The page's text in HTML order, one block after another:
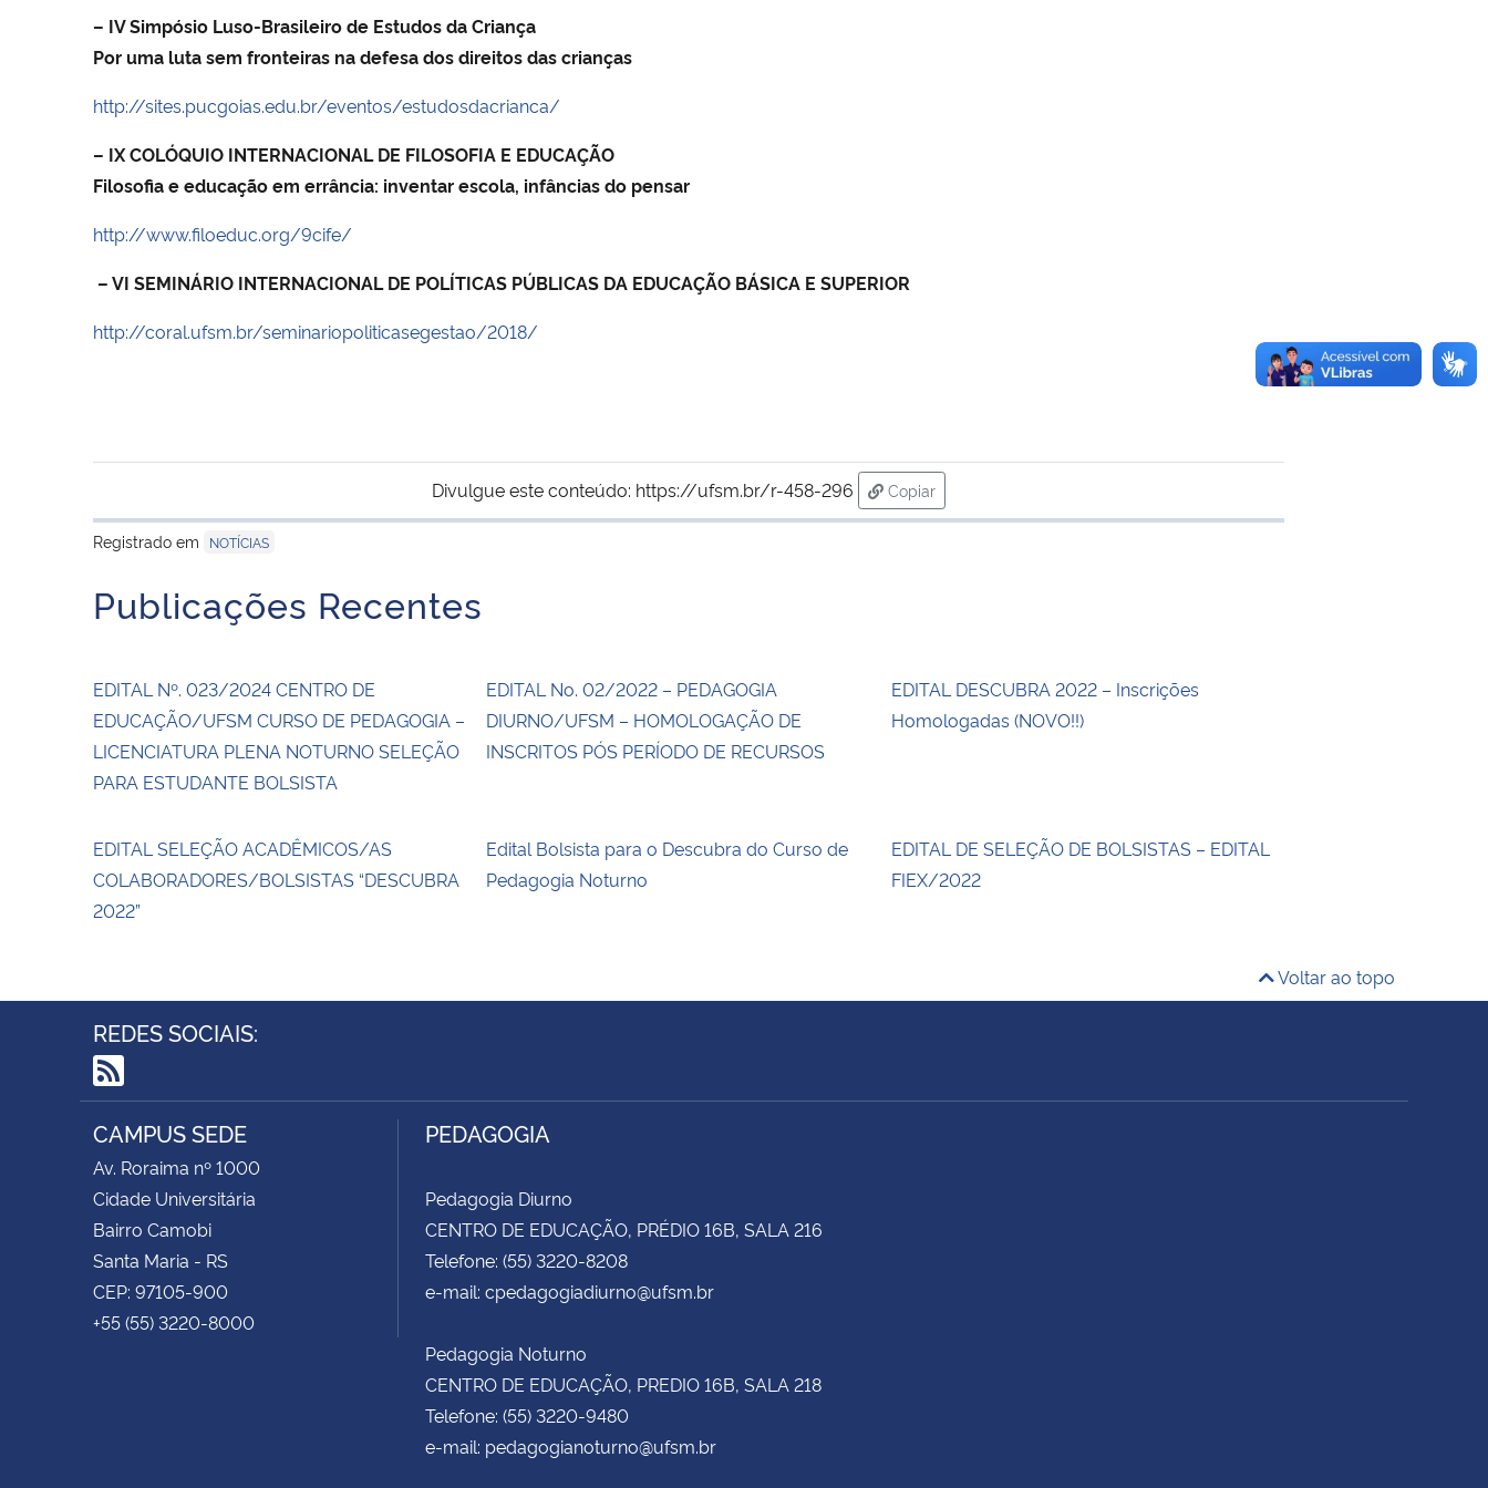
– IV Simpósio Luso-Brasileiro de Estudos da Criança
Por uma luta sem fronteiras na defesa dos direitos das crianças
http://sites.pucgoias.edu.br/eventos/estudosdacrianca/
– IX COLÓQUIO INTERNACIONAL DE FILOSOFIA E EDUCAÇÃO
Filosofia e educação em errância: inventar escola, infâncias do pensar
http://www.filoeduc.org/9cife/
– VI SEMINÁRIO INTERNACIONAL DE POLÍTICAS PÚBLICAS DA EDUCAÇÃO BÁSICA E SUPERIOR
http://coral.ufsm.br/seminariopoliticasegestao/2018/
Divulgue este conteúdo: https://ufsm.br/r-458-296
Copiar
para área de transferência
Registrado em
NOTÍCIAS
Publicações Recentes
EDITAL Nº. 023/2024 CENTRO DE
EDUCAÇÃO/UFSM CURSO DE PEDAGOGIA –
LICENCIATURA PLENA NOTURNO SELEÇÃO
PARA ESTUDANTE BOLSISTA
EDITAL No. 02/2022 – PEDAGOGIA
DIURNO/UFSM – HOMOLOGAÇÃO DE
INSCRITOS PÓS PERÍODO DE RECURSOS
EDITAL DESCUBRA 2022 – Inscrições
Homologadas (NOVO!!)
EDITAL SELEÇÃO ACADÊMICOS/AS
COLABORADORES/BOLSISTAS “DESCUBRA
2022”
Edital Bolsista para o Descubra do Curso de
Pedagogia Noturno
EDITAL DE SELEÇÃO DE BOLSISTAS – EDITAL
FIEX/2022
Voltar ao topo
REDES SOCIAIS:
RSS
CAMPUS SEDE
Av. Roraima nº 1000
Cidade Universitária
Bairro Camobi
Santa Maria - RS
CEP: 97105-900
+55 (55) 3220-8000
PEDAGOGIA
Pedagogia Diurno
CENTRO DE EDUCAÇÃO, PRÉDIO 16B, SALA 216
Telefone: (55) 3220-8208
e-mail: cpedagogiadiurno@ufsm.br
Pedagogia Noturno
CENTRO DE EDUCAÇÃO, PREDIO 16B, SALA 218
Telefone: (55) 3220-9480
e-mail: pedagogianoturno@ufsm.br